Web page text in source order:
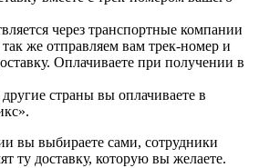
через транспортные компании
же отправляем вам трек-номер и
Оплачиваете при получении в
страны вы оплачиваете в
вы выбираете сами, сотрудники
ту доставку, которую вы желаете.